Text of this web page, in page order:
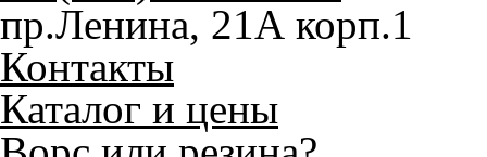
пр.Ленина, 21А корп.1
Контакты
Каталог и цены